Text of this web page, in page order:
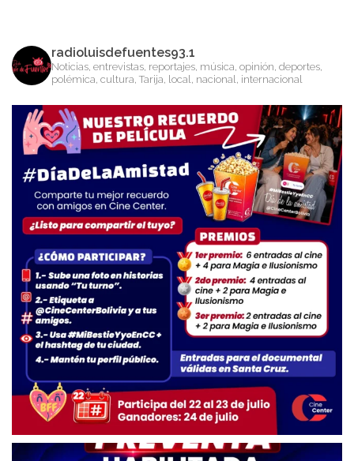
radioluisdefuentes93.1
Noticias, entrevistas, reportajes, música, opinión, deportes,
polémica, cultura, Tarija, local, nacional, internacional